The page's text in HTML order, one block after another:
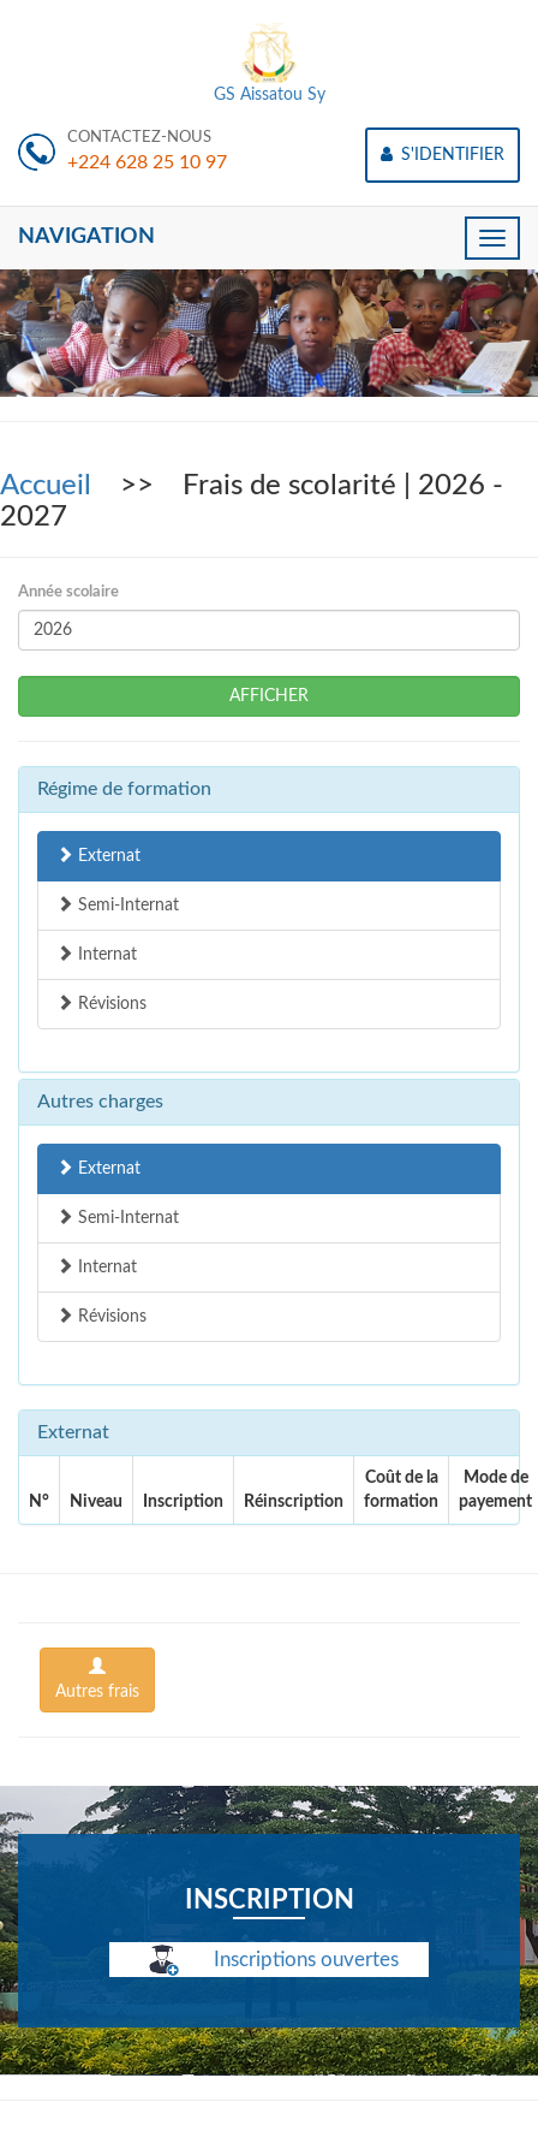
GS Aissatou Sy
CONTACTEZ-NOUS
+224 628 25 10 97 S'IDENTIFIER
Toggle
NAVIGATION
Accueil
>> Frais de scolarité | 2026 -
2027
Année scolaire
AFFICHER
Régime de formation
Externat
Semi-Internat
Internat
Révisions
Autres charges
Externat
Semi-Internat
Internat
Révisions
Externat
N° Niveau Inscription Réinscription
Coût de la
formation
Mode de
payement
Autres frais
INSCRIPTION
Inscriptions ouvertes